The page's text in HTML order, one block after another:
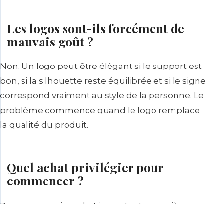
Les logos sont-ils forcément de
mauvais goût ?
Non. Un logo peut être élégant si le support est
bon, si la silhouette reste équilibrée et si le signe
correspond vraiment au style de la personne. Le
problème commence quand le logo remplace
la qualité du produit.
Quel achat privilégier pour
commencer ?